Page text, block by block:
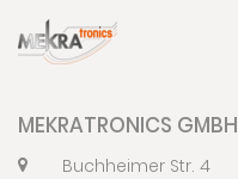
MEKRATRONICS GMBH
Buchheimer Str. 4